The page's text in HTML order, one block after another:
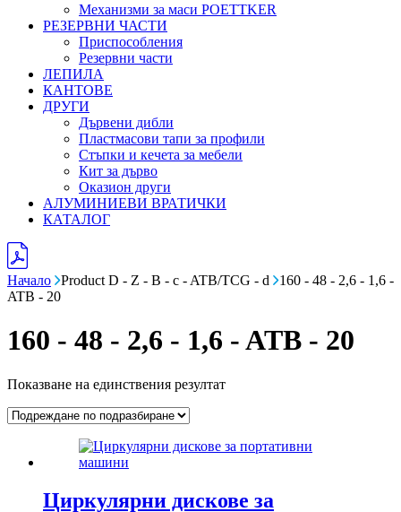
Механизми за маси POETTKER
РЕЗЕРВНИ ЧАСТИ
Приспособления
Резервни части
ЛЕПИЛА
КАНТОВЕ
ДРУГИ
Дървени дибли
Пластмасови тапи за профили
Стъпки и кечета за мебели
Кит за дърво
Оказион други
АЛУМИНИЕВИ ВРАТИЧКИ
КАТАЛОГ
Начало Product D - Z - B - c - ATB/TCG - d
160 - 48 - 2,6 - 1,6 -
ATB - 20
160 - 48 - 2,6 - 1,6 - ATB - 20
Показване на единствения резултат
Циркулярни дискове за